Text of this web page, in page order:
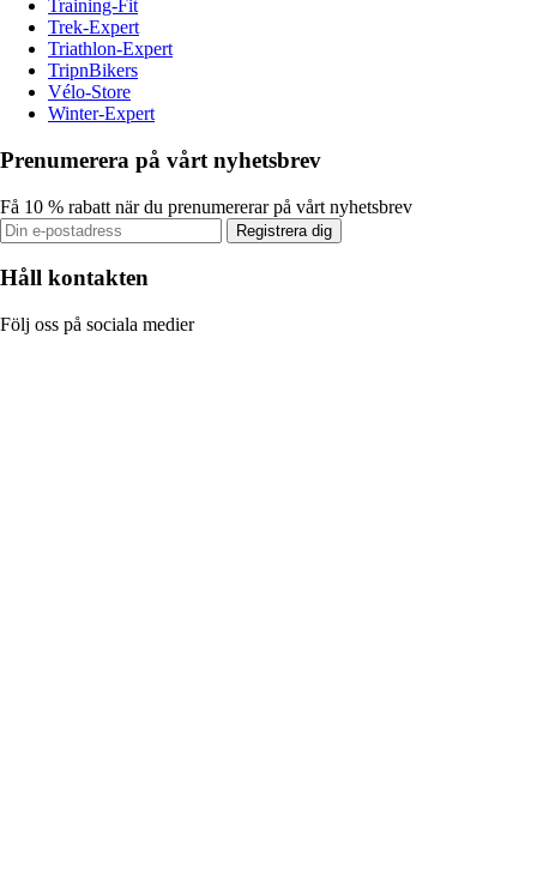
Training-Fit
Trek-Expert
Triathlon-Expert
TripnBikers
Vélo-Store
Winter-Expert
Prenumerera på vårt nyhetsbrev
Få 10 % rabatt när du prenumererar på vårt nyhetsbrev
Registrera dig
Håll kontakten
Följ oss på sociala medier